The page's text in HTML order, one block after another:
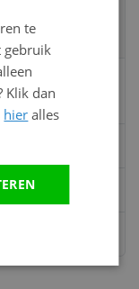
onze
te
gebruik
Klik dan
hier alles